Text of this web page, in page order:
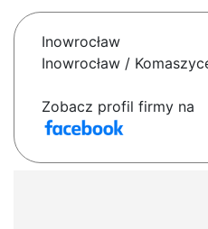
Inowrocław
Inowrocław /
Zobacz profil firmy na